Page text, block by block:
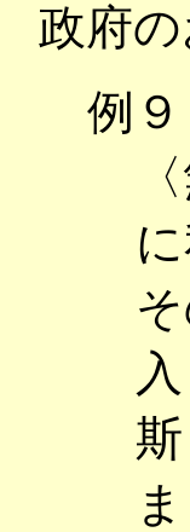
政府
例９